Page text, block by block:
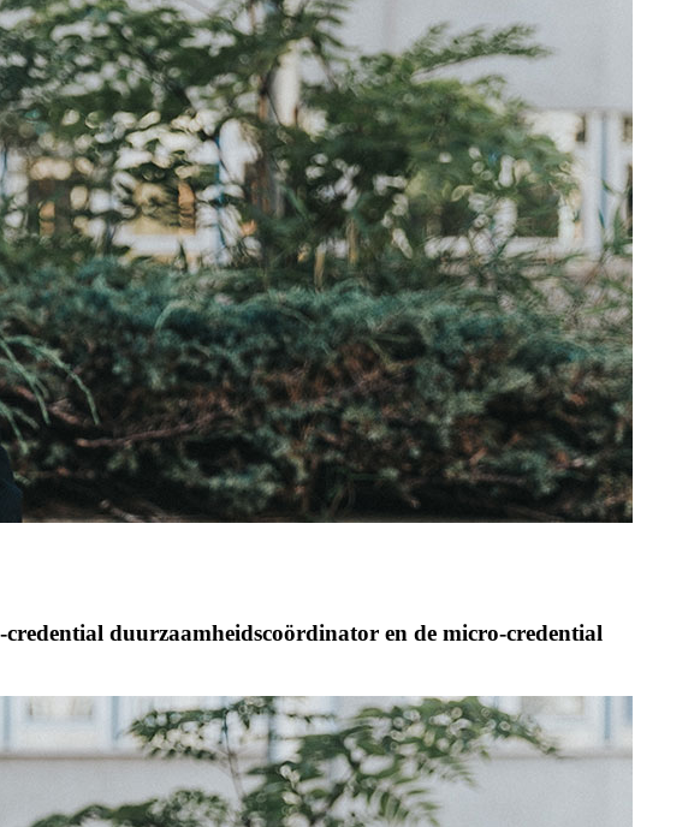
duurzaamheids­coördinator en de micro-credential